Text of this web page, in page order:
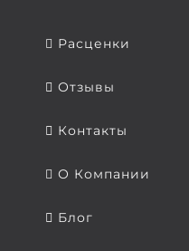
Расценки
Отзывы
Контакты
О Компании
Блог